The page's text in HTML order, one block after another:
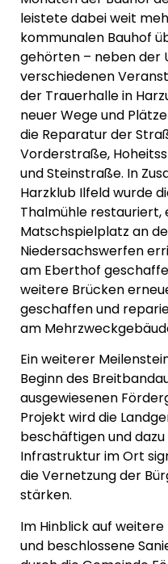
leistete dabei weit
kommunalen Bauhof
gehörten – neben der
verschiedenen
der Trauerhalle in
neuer Wege und
die Reparatur der
Vorderstraße,
und Steinstraße. In
Harzklub Ilfeld wurde
Thalmühle restauriert,
Matschspielplatz an
Niedersachswerfen
am Eberthof
weitere Brücken
geschaffen und
am
Ein weiterer
Beginn des
ausgewiesenen
Projekt wird die
beschäftigen und
Infrastruktur im Ort
die Vernetzung der
stärken.
Im Hinblick auf
und beschlossene